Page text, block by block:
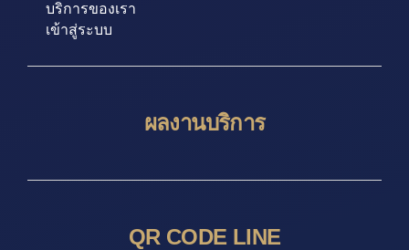
บริการของเรา
เข้าสู่ระบบ
ผลงานบริการ
QR CODE LINE